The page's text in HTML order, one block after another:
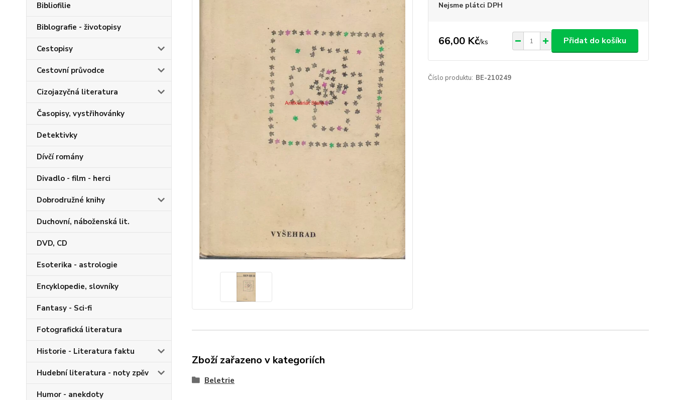
Bibliofilie
Biblografie - životopisy
Cestopisy
Cestovní průvodce
Cizojazyčná literatura
Časopisy, vystřihovánky
Detektivky
Dívčí romány
Divadlo - film - herci
Dobrodružné knihy
Duchovní, náboženská lit.
DVD, CD
Esoterika - astrologie
Encyklopedie, slovníky
Fantasy - Sci-fi
Fotografická literatura
Historie - Literatura faktu
Hudební literatura - noty zpěv
Humor - anekdoty
Nejsme plátci DPH
66,00 Kč/ks Přidat do košíku
Číslo produktu: BE-210249
Zboží zařazeno v kategoriích
Beletrie